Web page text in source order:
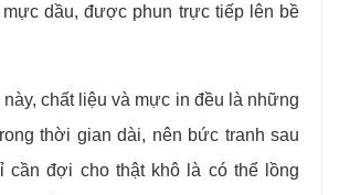
dầu, được phun trực tiếp lên bề
chất liệu và mực in đều là những
thời gian dài, nên bức tranh sau
cần đợi cho thật khô là có thể lồng